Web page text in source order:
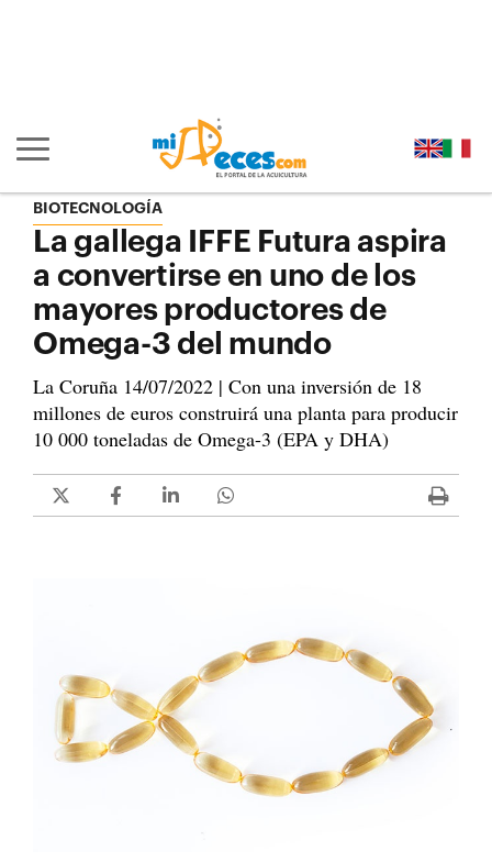
Mostrar/ocultar navegación principal
BIOTECNOLOGÍA
La gallega IFFE Futura aspira
a convertirse en uno de los
mayores productores de
Omega-3 del mundo
La Coruña 14/07/2022 | Con una inversión de 18
millones de euros construirá una planta para producir
10 000 toneladas de Omega-3 (EPA y DHA)